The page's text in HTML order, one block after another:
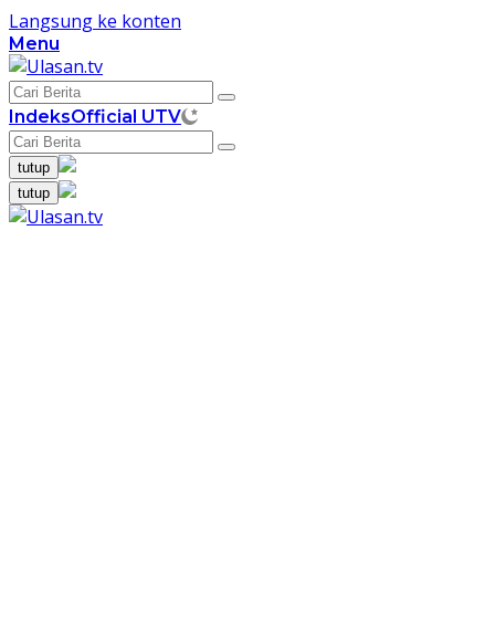
Langsung ke konten
Menu
IndeksOfficial UTV
tutup
tutup